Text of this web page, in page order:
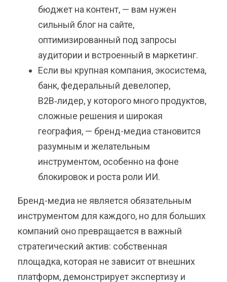
бюджет на контент, — вам нужен
сильный блог на сайте,
оптимизированный под запросы
аудитории и встроенный в маркетинг.
Если вы крупная компания, экосистема,
банк, федеральный девелопер,
В2В‑лидер, у которого много продуктов,
сложные решения и широкая
география, — бренд-медиа становится
разумным и желательным
инструментом, особенно на фоне
блокировок и роста роли ИИ.
Бренд-медиа не является обязательным
инструментом для каждого, но для больших
компаний оно превращается в важный
стратегический актив: собственная
площадка, которая не зависит от внешних
платформ, демонстрирует экспертизу и